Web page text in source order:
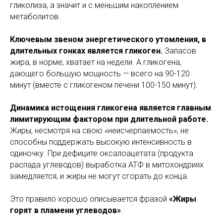
гликолиза, а значит и с меньшим накоплением
метаболитов.
Ключевым звеном энергетического утомления, в
длительных гонках является гликоген. Запасов
жира, в норме, хватает на недели. А гликогена,
дающего большую мощность — всего на 90-120
минут (вместе с гликогеном печени 100-150 минут).
Динамика истощения гликогена является главным
лимитирующим фактором при длительной работе.
Жиры, несмотря на свою «неисчерпаемость», не
способны поддержать высокую интенсивность в
одиночку. При дефиците оксалоацетата (продукта
распада углеводов) выработка АТФ в митохондриях
замедляется, и жиры не могут сгорать до конца.
Это правило хорошо описывается фразой «Жиры
горят в пламени углеводов».